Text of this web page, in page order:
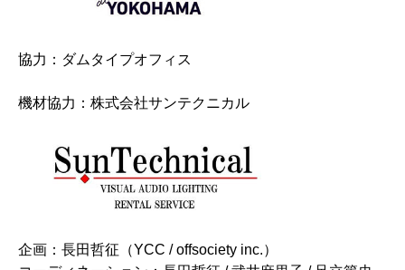
協力：ダムタイプオフィス
機材協力：株式会社サンテクニカル
企画：長田哲征（YCC /offsociety inc.）